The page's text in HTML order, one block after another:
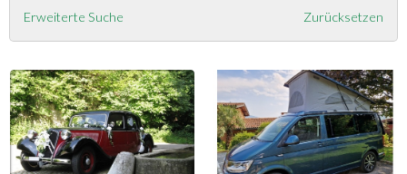
Erweiterte Suche Zurücksetzen